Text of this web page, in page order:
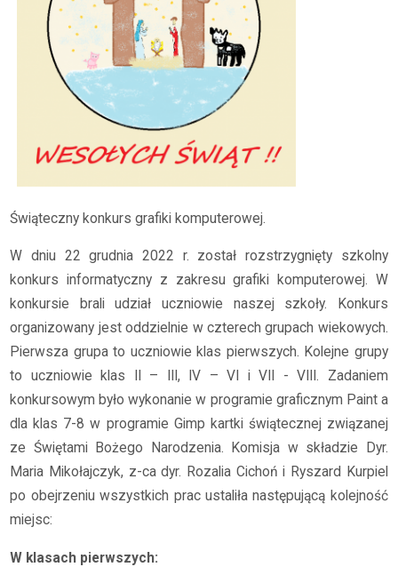
Świąteczny konkurs grafiki komputerowej.
W dniu 22 grudnia 2022 r. został rozstrzygnięty szkolny
konkurs informatyczny z zakresu grafiki komputerowej. W
konkursie brali udział uczniowie naszej szkoły. Konkurs
organizowany jest oddzielnie w czterech grupach wiekowych.
Pierwsza grupa to uczniowie klas pierwszych. Kolejne grupy
to uczniowie klas II – III, IV – VI i VII - VIII. Zadaniem
konkursowym było wykonanie w programie graficznym Paint a
dla klas 7-8 w programie Gimp kartki świątecznej związanej
ze Świętami Bożego Narodzenia. Komisja w składzie Dyr.
Maria Mikołajczyk, z-ca dyr. Rozalia Cichoń i Ryszard Kurpiel
po obejrzeniu wszystkich prac ustaliła następującą kolejność
miejsc:
W klasach pierwszych: